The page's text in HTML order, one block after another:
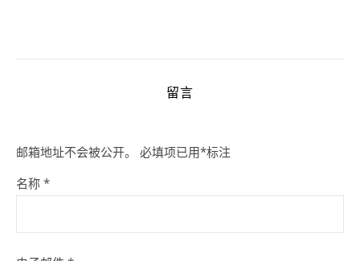
留言
邮箱地址不会被公开。 必填项已用*标注
名称 *